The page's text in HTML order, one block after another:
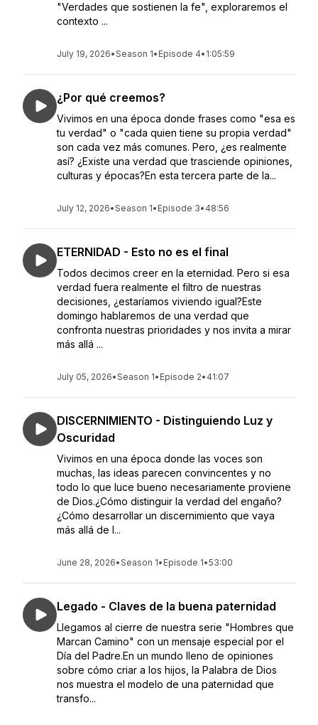
"Verdades que sostienen la fe", exploraremos el
contexto ...
July 19, 2026•Season 1• Episode 4• 1:05:59
¿Por qué creemos?
Vivimos en una época donde frases como "esa es
tu verdad" o "cada quien tiene su propia verdad"
son cada vez más comunes. Pero, ¿es realmente
así? ¿Existe una verdad que trasciende opiniones,
culturas y épocas?En esta tercera parte de la...
July 12, 2026•Season 1• Episode 3• 48:56
ETERNIDAD - Esto no es el final
Todos decimos creer en la eternidad. Pero si esa
verdad fuera realmente el filtro de nuestras
decisiones, ¿estaríamos viviendo igual?Este
domingo hablaremos de una verdad que
confronta nuestras prioridades y nos invita a mirar
más allá ...
July 05, 2026•Season 1• Episode 2• 41:07
DISCERNIMIENTO - Distinguiendo Luz y
Oscuridad
Vivimos en una época donde las voces son
muchas, las ideas parecen convincentes y no
todo lo que luce bueno necesariamente proviene
de Dios.¿Cómo distinguir la verdad del engaño?
¿Cómo desarrollar un discernimiento que vaya
más allá de l...
June 28, 2026•Season 1• Episode 1•53:00
Legado - Claves de la buena paternidad
Llegamos al cierre de nuestra serie "Hombres que
Marcan Camino" con un mensaje especial por el
Día del Padre.En un mundo lleno de opiniones
sobre cómo criar a los hijos, la Palabra de Dios
nos muestra el modelo de una paternidad que
transfo...